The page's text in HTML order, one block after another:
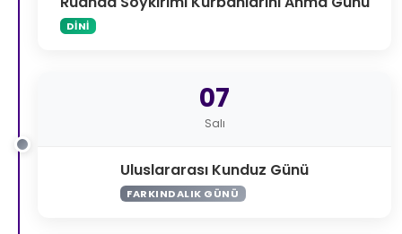
DINI
07
Salı
Uluslararası Kunduz Günü
FARKINDALIK GÜNÜ